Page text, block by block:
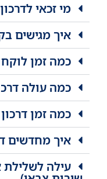
מי זכאי
איך מגישים
כמה זמן לוקח
כמה עולה
כמה זמן
איך מחדשים
עילה לשלילת